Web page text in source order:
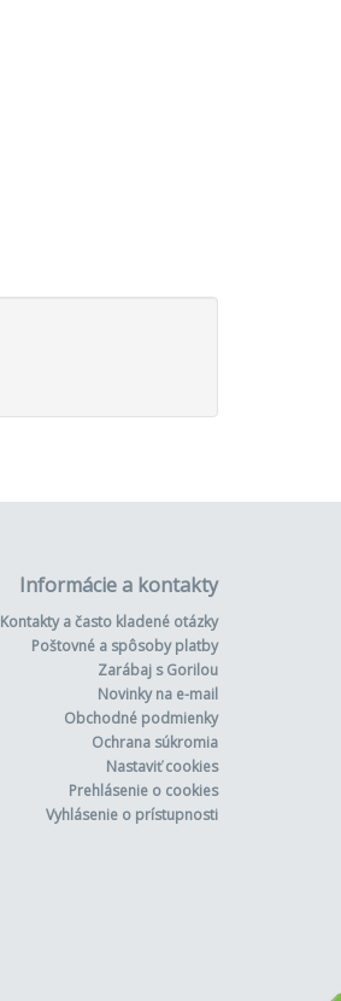
Informácie a kontakty
Kontakty a často kladené otázky
Poštovné a spôsoby platby
Zarábaj s Gorilou
Novinky na e-mail
Obchodné podmienky
Ochrana súkromia
Nastaviť cookies
Prehlásenie o cookies
Vyhlásenie o prístupnosti